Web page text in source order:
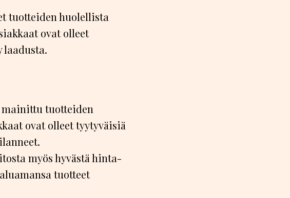
tuotteiden huolellista
ovat olleet
mainittu tuotteiden
ovat olleet tyytyväisiä
myös hyvästä hinta-
tuotteet